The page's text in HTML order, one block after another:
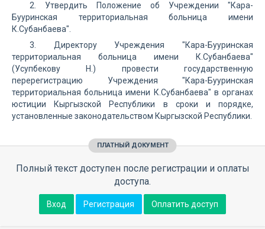
2. Утвердить Положение об Учреждении "Кара-
Бууринская территориальная больница имени
К.Субанбаева".
3. Директору Учреждения "Кара-Бууринская
территориальная больница имени К.Субанбаева"
(Усупбекову Н.) провести государственную
перерегистрацию Учреждения "Кара-Бууринская
территориальная больница имени К.Субанбаева" в органах
юстиции Кыргызской Республики в сроки и порядке,
установленные законодательством Кыргызской Республики.
ПЛАТНЫЙ ДОКУМЕНТ
Полный текст доступен после регистрации и оплаты
доступа.
Вход Регистрация Оплатить доступ